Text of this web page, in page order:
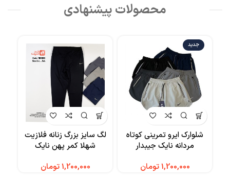
محصولات پیشنهادی
جدید
شلوارک ایرو تمرینی کوتاه
مردانه نایک جیبدار
تومان
لگ سایز بزرگ زنانه فلازیت
شهلا کمر پهن نایک
تومان